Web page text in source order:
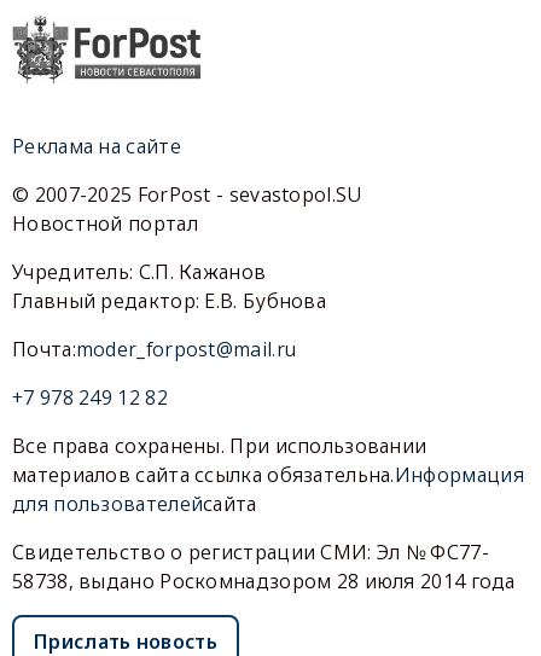
Реклама на сайте
© 2007-2025 ForPost - sevastopol.SU
Новостной портал
Учредитель: С.П. Кажанов
Главный редактор: Е.В. Бубнова
Почта:moder_forpost@mail.ru
+7 978 249 12 82
Все права сохранены. При использовании
материалов сайта ссылка обязательна.Информация
для пользователейсайта
Свидетельство о регистрации СМИ: Эл № ФС77-
58738, выдано Роскомнадзором 28 июля 2014 года
Прислать новость